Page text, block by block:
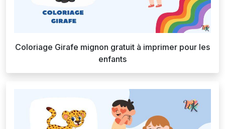
Coloriage Girafe mignon gratuit à imprimer pour les
enfants